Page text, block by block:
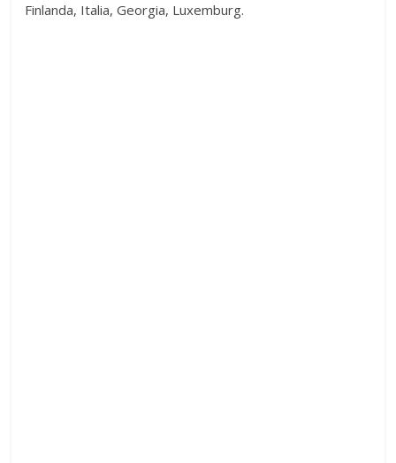
Finlanda, Italia, Georgia, Luxemburg.